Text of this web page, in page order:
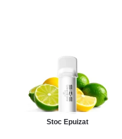
Stoc Epuizat